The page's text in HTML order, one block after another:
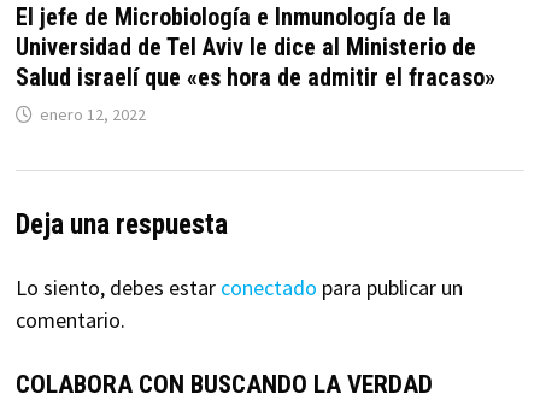
El jefe de Microbiología e Inmunología de la
Universidad de Tel Aviv le dice al Ministerio de
Salud israelí que «es hora de admitir el fracaso»
enero 12, 2022
Deja una respuesta
Lo siento, debes estar conectado para publicar un
comentario.
COLABORA CON BUSCANDO LA VERDAD